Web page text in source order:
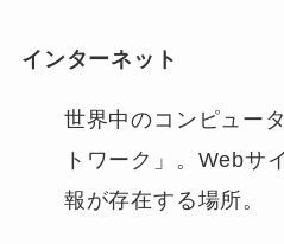
インターネット
世界中のコンピュー
トワーク」。Webサ
報が存在する場所。